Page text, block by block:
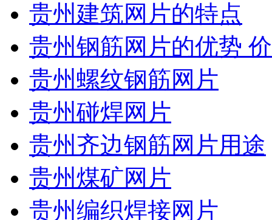
贵州建筑网片的特点
贵州钢筋网片的优势
贵州螺纹钢筋网片
贵州碰焊网片
贵州齐边钢筋网片用途
贵州煤矿网片
贵州编织焊接网片